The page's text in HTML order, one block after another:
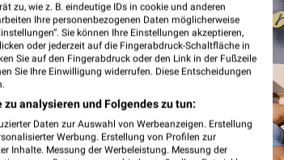
zu, wie z. B. eindeutige IDs in cookie und anderen
Ihre personenbezogenen Daten möglicherweise
Sie können Ihre Einstellungen akzeptieren,
oder jederzeit auf die Fingerabdruck-Schaltfläche in
Sie auf den Fingerabdruck oder den Link in der Fußzeile
Sie Ihre Einwilligung widerrufen. Diese Entscheidungen
analysieren und Folgendes zu tun:
Daten zur Auswahl von Werbeanzeigen. Erstellung
Werbung. Erstellung von Profilen zur
Inhalte. Messung der Werbeleistung. Messung der